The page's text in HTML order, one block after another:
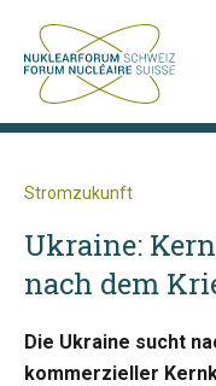
Stromzukunft
Ukraine:
nach dem
Die Ukraine sucht
kommerzieller